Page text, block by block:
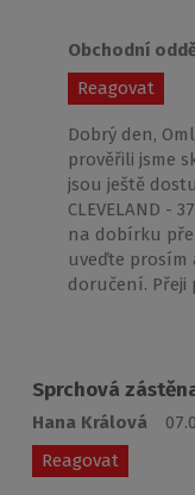
Obchodní
Reagovat
Dobrý den,
prověřili jsme
jsou ještě
CLEVELAND -
na dobírku
uveďte
doručení. Přeji
Sprchová
Hana Králová
Reagovat